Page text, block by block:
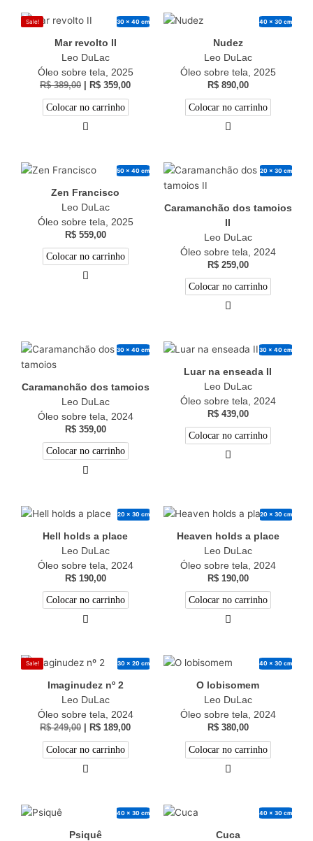
Sale! 30 x 40 cm
Mar revolto II
Leo DuLac
Óleo sobre tela, 2025
R$389,00 R$ 359,00
Colocar no carrinho
40 x 30 cm
Nudez
Leo DuLac
Óleo sobre tela, 2025
R$890,00
Colocar no carrinho
50 x 40 cm
Zen Francisco
Leo DuLac
Óleo sobre tela, 2025
R$559,00
Colocar no carrinho
20 x 30 cm
Caramanchão dos tamoios
II
Leo DuLac
Óleo sobre tela, 2024
R$259,00
Colocar no carrinho
30 x 40 cm
Caramanchão dos tamoios
Leo DuLac
Óleo sobre tela, 2024
R$359,00
Colocar no carrinho
30 x 40 cm
Luar na enseada II
Leo DuLac
Óleo sobre tela, 2024
R$439,00
Colocar no carrinho
20 x 30 cm
Hell holds a place
Leo DuLac
Óleo sobre tela, 2024
R$190,00
Colocar no carrinho
20 x 30 cm
Heaven holds a place
Leo DuLac
Óleo sobre tela, 2024
R$190,00
Colocar no carrinho
Sale! 30 x 20 cm
Imaginudez nº 2
Leo DuLac
Óleo sobre tela, 2024
R$249,00 R$ 189,00
Colocar no carrinho
40 x 30 cm
O lobisomem
Leo DuLac
Óleo sobre tela, 2024
R$380,00
Colocar no carrinho
40 x 30 cm
Psiquê
40 x 30 cm
Cuca